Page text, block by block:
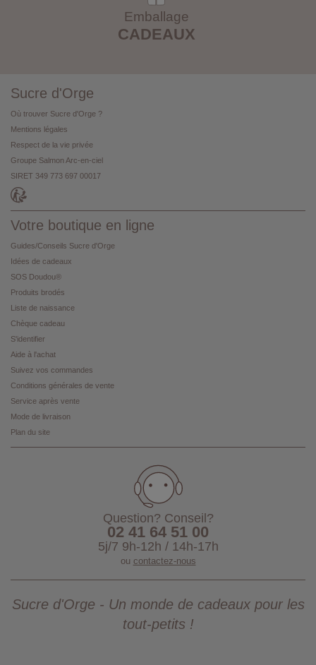
Emballage
CADEAUX
Sucre d'Orge
Où trouver Sucre d'Orge ?
Mentions légales
Respect de la vie privée
Groupe Salmon Arc-en-ciel
SIRET 349 773 697 00017
Votre boutique en ligne
Guides/Conseils Sucre d'Orge
Idées de cadeaux
SOS Doudou®
Produits brodés
Liste de naissance
Chèque cadeau
S'identifier
Aide à l'achat
Suivez vos commandes
Conditions générales de vente
Service après vente
Mode de livraison
Plan du site
Question? Conseil?
02 41 64 51 00
5j/7 9h-12h / 14h-17h
ou contactez-nous
Sucre d'Orge - Un monde de cadeaux pour les
tout-petits !